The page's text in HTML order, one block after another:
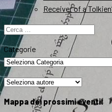
Receiver of a
Ricerca
per:
Categorie
Mappa dei prossimi eventi: